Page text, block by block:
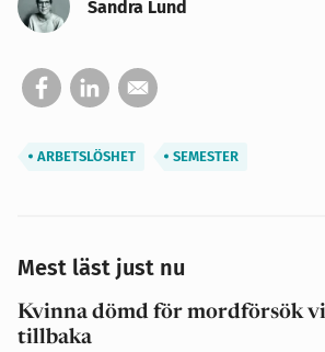
Sandra Lund
ARBETSLÖSHET SEMESTER
Mest läst just nu
Kvinna dömd för mordförsök
tillbaka